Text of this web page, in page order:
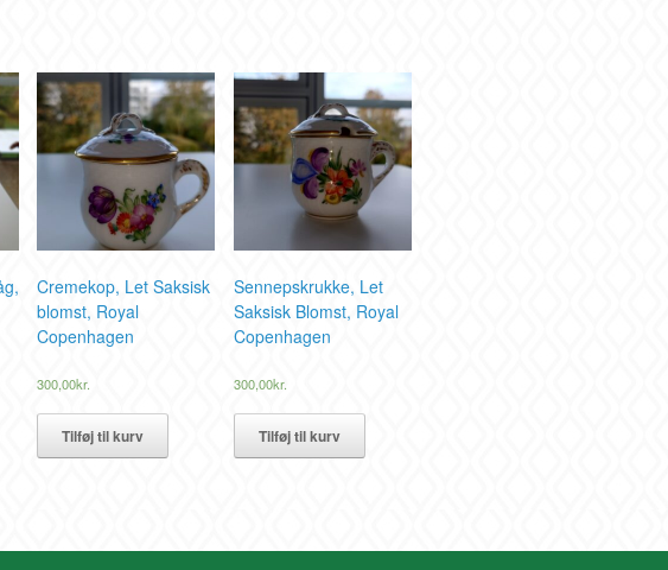
Cremekop, Let Saksisk
blomst, Royal
Copenhagen
300,00kr.
Tilføj til kurv
Sennepskrukke, Let
Saksisk Blomst, Royal
Copenhagen
300,00kr.
Tilføj til kurv